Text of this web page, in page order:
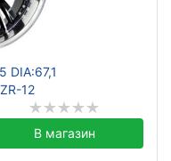
DIA:67,1
12
В магазин
Подобрать